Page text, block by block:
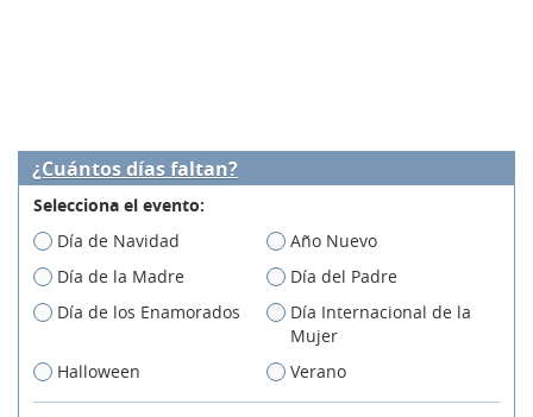
¿Cuántos días faltan?
Selecciona el evento:
Día de Navidad
Año Nuevo
Día de la Madre
Día del Padre
Día de los Enamorados
Día Internacional de la
Mujer
Halloween
Verano